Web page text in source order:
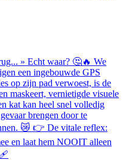
» Echt waar? 🤔🔥 We
een ingebouwde GPS
op zijn pad verwoest, is de
maskeert, vernietigde visuele
kat kan heel snel volledig
brengen door te
😿 👉 De vitale reflex:
en laat hem NOOIT alleen